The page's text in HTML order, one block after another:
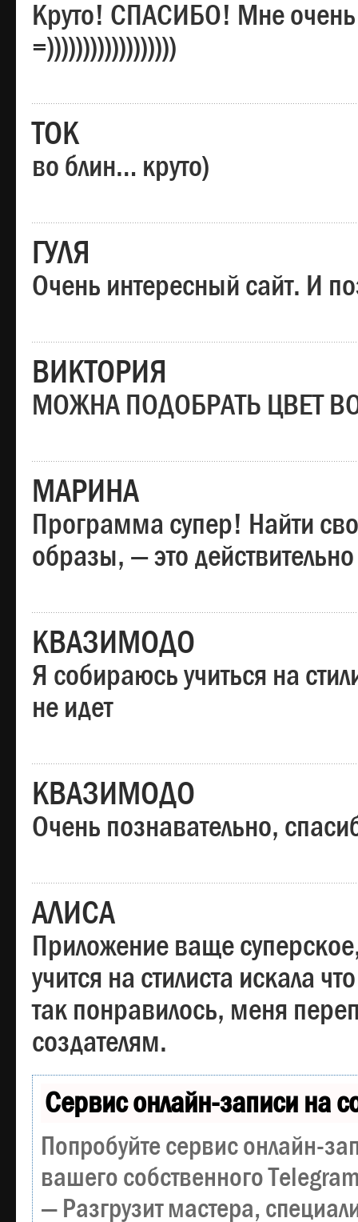
Круто! СПАСИБО! Мне
=))))))))))))))))))
ТОК
во блин… круто)
ГУЛЯ
Очень интересный сайт. И
ВИКТОРИЯ
МОЖНА ПОДОБРАТЬ ЦВЕТ
МАРИНА
Программа супер! Найти
образы, — это
КВАЗИМОДО
Я собираюсь учиться на
не идет
КВАЗИМОДО
Очень познавательно,
АЛИСА
Приложение ваще
учится на стилиста искала
так понравилось, меня
создателям.
Сервис онлайн-записи на
Попробуйте сервис онлайн-
вашего собственного
— Разгрузит мастера,